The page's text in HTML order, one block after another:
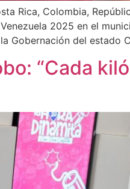
Rica, Colombia,
2025 en el
Gobernación del estado
“Cada